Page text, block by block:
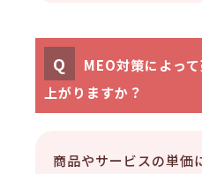
Q
MEO対策によっ
上がりますか？
商品やサービスの単価